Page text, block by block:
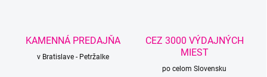
KAMENNÁ PREDAJŇA
v Bratislave - Petržalke
CEZ 3000 VÝDAJNÝCH
MIEST
po celom Slovensku